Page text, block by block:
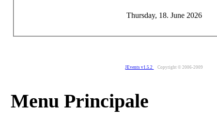
Thursday, 18. June 2026
JEvents v1.5.2 Copyright © 2006-2009
Menu Principale